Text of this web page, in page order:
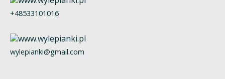
+48533101016
wylepianki@gmail.com